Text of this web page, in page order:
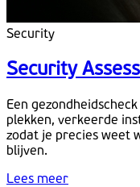
Security
Security
Een
plekken, verkeerde
zodat je precies weet
blijven.
Lees meer